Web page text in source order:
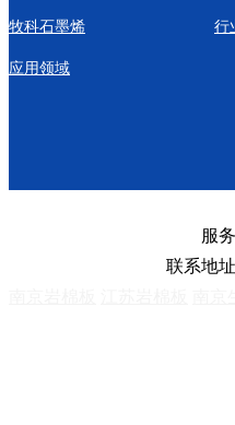
牧科石墨烯
应用领域
行
服
联系地